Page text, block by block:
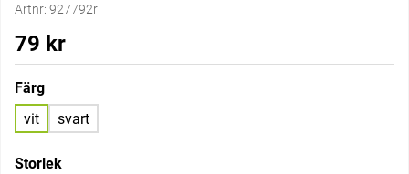
Artnr: 927792r
79 kr
Färg
vit
svart
Storlek